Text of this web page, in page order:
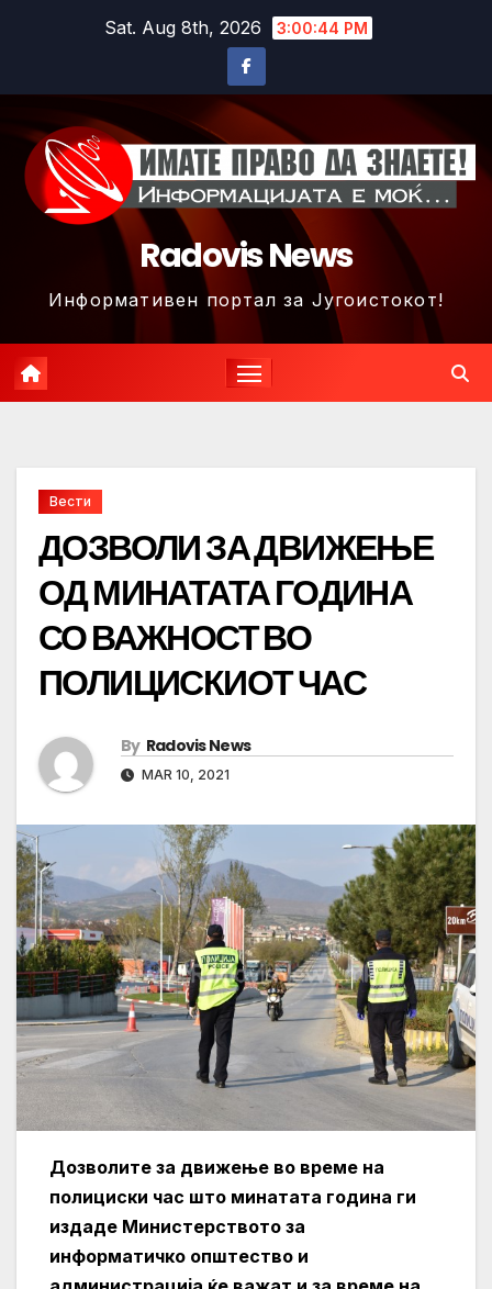
Sat. Aug 8th, 2026 3:00:47 PM
Radovis News
Информативен портал за Југоистокот!
Вести
ДОЗВОЛИ ЗА ДВИЖЕЊЕ
ОД МИНАТАТА ГОДИНА
СО ВАЖНОСТ ВО
ПОЛИЦИСКИОТ ЧАС
By Radovis News
MAR 10, 2021
Дозволите за движење во време на
полициски час што минатата година ги
издаде Министерството за
информатичко општество и